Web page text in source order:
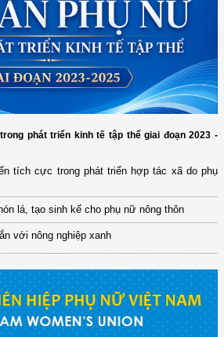
phát triển kinh tế tập thể giai đoạn 2023 -
tích cực trong phát triển hợp tác xã do phụ
lá, tạo sinh kế cho phụ nữ nông thôn
với nông nghiệp xanh